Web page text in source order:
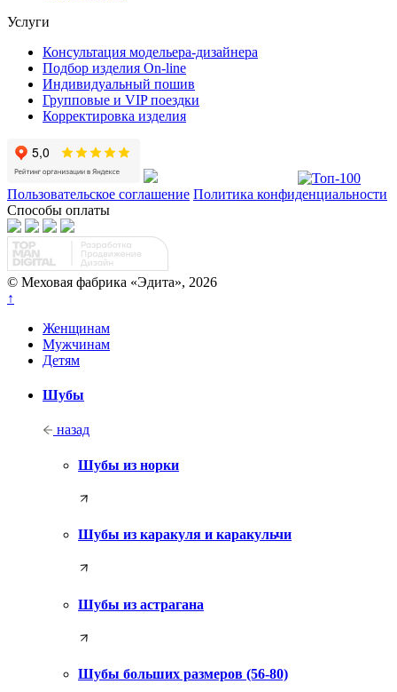
Услуги
Консультация модельера-дизайнера
Подбор изделия On-line
Индивидуальный пошив
Групповые и VIP поездки
Корректировка изделия
Пользовательское соглашение Политика конфиденциальности
Способы оплаты
© Меховая фабрика «Эдита», 2026
↑
Женщинам
Мужчинам
Детям
Шубы
назад
Шубы из норки
Шубы из каракуля и каракульчи
Шубы из астрагана
Шубы больших размеров (56-80)